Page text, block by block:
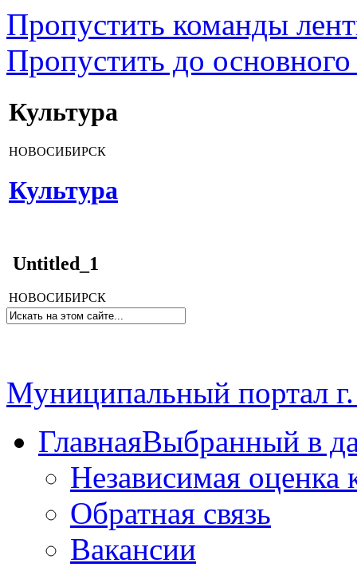
Пропустить команды
Пропустить до основного
Культура
НОВОСИБИРСК
Культура
Untitled_1
НОВОСИБИРСК
Муниципальный портал
ГлавнаяВыбранный в
Независимая оценка
Обратная связь
Вакансии